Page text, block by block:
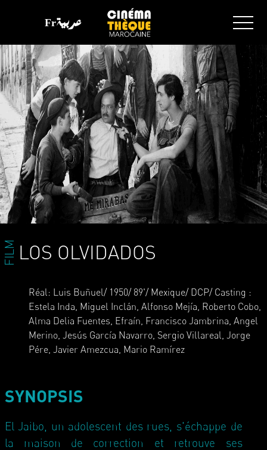
Frعربية
FILM LOS OLVIDADOS
Réal: Luis Buñuel/ 1950/ 89'/ Mexique/ DCP/ Casting :
Estela Inda, Miguel Inclán, Alfonso Mejía, Roberto Cobo,
Alma Delia Fuentes, Efraín, Francisco Jambrina, Angel
Merino, Jesús García Navarro, Sergio Villareal, Jorge
Pére, Javier Amezcua, Mario Ramírez
SYNOPSIS
El Jaibo, un adolescent des rues, s'échappe de
la maison de correction et retrouve ses